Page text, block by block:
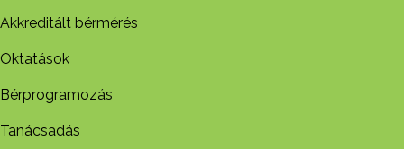
Akkreditált bérmérés
Oktatások
Bérprogramozás
Tanácsadás